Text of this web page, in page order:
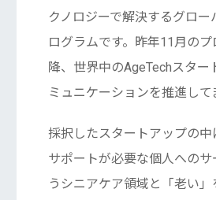
クノロジーで解決するグロー
ログラムです。昨年11月の
降、世界中のAgeTechスター
ミュニケーションを推進して
採択したスタートアップの中
サポートが必要な個人への
うシニアケア領域と「老い